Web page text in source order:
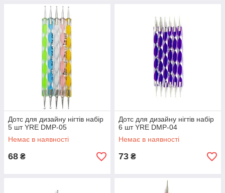
Дотс для дизайну нігтів набір
5 шт YRE DMP-05
Немає в наявності
68 ₴
Дотс для дизайну нігтів набір
6 шт YRE DMP-04
Немає в наявності
73 ₴